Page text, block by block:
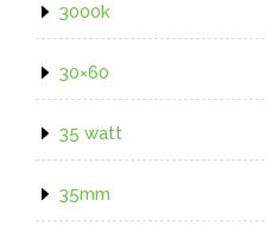
3000k
30×60
35 watt
35mm